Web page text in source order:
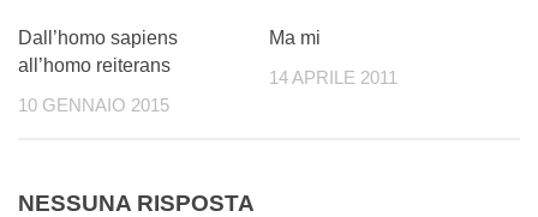
Dall’homo sapiens
all’homo reiterans
10 GENNAIO 2015
Ma mi
14 APRILE 2011
NESSUNA RISPOSTA